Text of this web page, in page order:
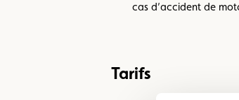
cas d’accident de
Tarifs